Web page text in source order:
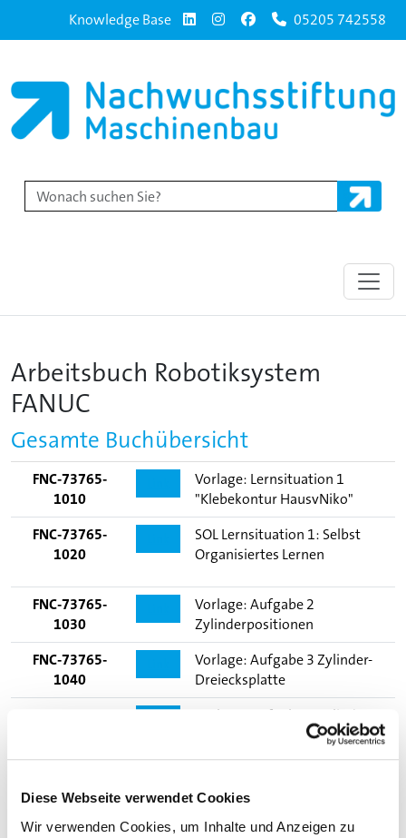
Diese Webseite verwendet Cookies
Wir verwenden Cookies, um Inhalte und Anzeigen zu
Knowledge Base 05205 742558
Arbeitsbuch Robotiksystem
FANUC
Gesamte Buchübersicht
FNC-73765-
1010
Vorlage: Lernsituation 1
"Klebekontur HausvNiko"
FNC-73765-
1020
SOL Lernsituation 1: Selbst
Organisiertes Lernen
FNC-73765-
1030
Vorlage: Aufgabe 2
Zylinderpositionen
FNC-73765-
1040
Vorlage: Aufgabe 3 Zylinder-
Dreiecksplatte
Vorlage: Aufgabe 4 Zylinder